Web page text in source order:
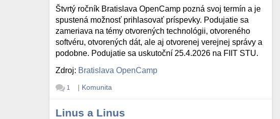
Štvrtý ročník Bratislava OpenCamp pozná svoj termín a je
spustená možnosť prihlasovať príspevky. Podujatie sa
zameriava na témy otvorených technológii, otvoreného
softvéru, otvorených dát, ale aj otvorenej verejnej správy a
podobne. Podujatie sa uskutoční 25.4.2026 na FIIT STU.
Zdroj: Bratislava OpenCamp
1 | Komunita
Linus a Linus